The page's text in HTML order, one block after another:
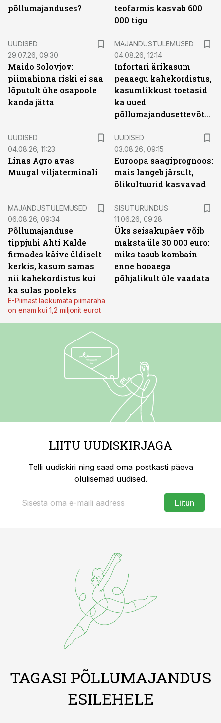
põllumajanduses?
teofarmis kasvab 600
000 tigu
UUDISED
29.07.26, 09:30
Maido Solovjov:
piimahinna riski ei saa
lõputult ühe osapoole
kanda jätta
MAJANDUSTULEMUSED
04.08.26, 12:14
Infortari ärikasum
peaaegu kahekordistus,
kasumlikkust toetasid
ka uued
põllumajandusettevõtted
UUDISED
04.08.26, 11:23
Linas Agro avas
Muugal viljaterminali
UUDISED
03.08.26, 09:15
Euroopa saagiprognoos:
mais langeb järsult,
õlikultuurid kasvavad
MAJANDUSTULEMUSED
06.08.26, 09:34
Põllumajanduse
tippjuhi Ahti Kalde
firmades käive üldiselt
kerkis, kasum samas
nii kahekordistus kui
ka sulas pooleks
E-Piimast laekumata piimaraha
on enam kui 1,2 miljonit eurot
SISUTURUNDUS
11.06.26, 09:28
Üks seisakupäev võib
maksta üle 30 000 euro:
miks tasub kombain
enne hooaega
põhjalikult üle vaadata
LIITU UUDISKIRJAGA
Telli uudiskiri ning saad oma postkasti päeva
olulisemad uudised.
Liitun
TAGASI PÕLLUMAJANDUS
ESILEHELE